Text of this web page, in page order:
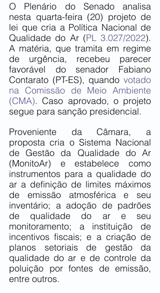
O Plenário do Senado analisa
nesta quarta-feira (20) projeto de
lei que cria a Política Nacional de
Qualidade do Ar (PL 3.027/2022).
A matéria, que tramita em regime
de urgência, recebeu parecer
favorável do senador Fabiano
Contarato (PT-ES), quando votado
na Comissão de Meio Ambiente
(CMA). Caso aprovado, o projeto
segue para sanção presidencial.
Proveniente da Câmara, a
proposta cria o Sistema Nacional
de Gestão da Qualidade do Ar
(MonitoAr) e estabelece como
instrumentos para a qualidade do
ar a definição de limites máximos
de emissão atmosférica e seu
inventário; a adoção de padrões
de qualidade do ar e seu
monitoramento; a instituição de
incentivos fiscais; e a criação de
planos setoriais de gestão da
qualidade do ar e de controle da
poluição por fontes de emissão,
entre outros.